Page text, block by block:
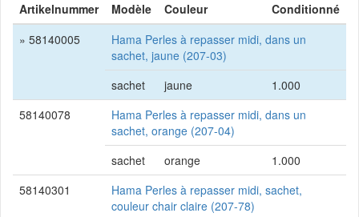
Artikelnummer Modèle Couleur
Conditionné
» 58140005
Hama Perles à repasser midi, dans un
sachet, jaune (207-03)
sachet
jaune
1.000
58140078
Hama Perles à repasser midi, dans un
sachet, orange (207-04)
sachet
orange
1.000
58140301
Hama Perles à repasser midi, sachet,
couleur chair claire (207-78)